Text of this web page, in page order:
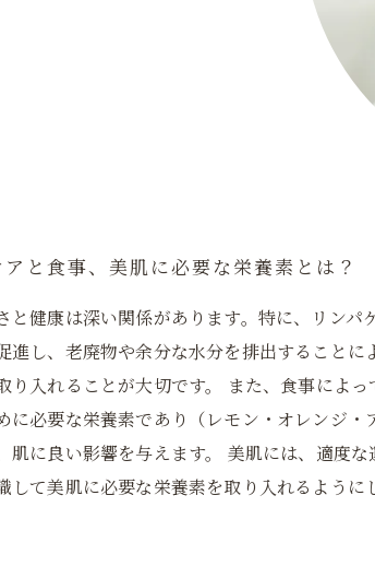
アと食事、美肌に必要な栄養素とは？
と健康は深い関係があります。特に、リン
進し、老廃物や余分な水分を排出すること
り入れることが大切です。 また、食事によ
に必要な栄養素であり（レモン・オレンジ
肌に良い影響を与えます。 美肌には、適度
して美肌に必要な栄養素を取り入れるように